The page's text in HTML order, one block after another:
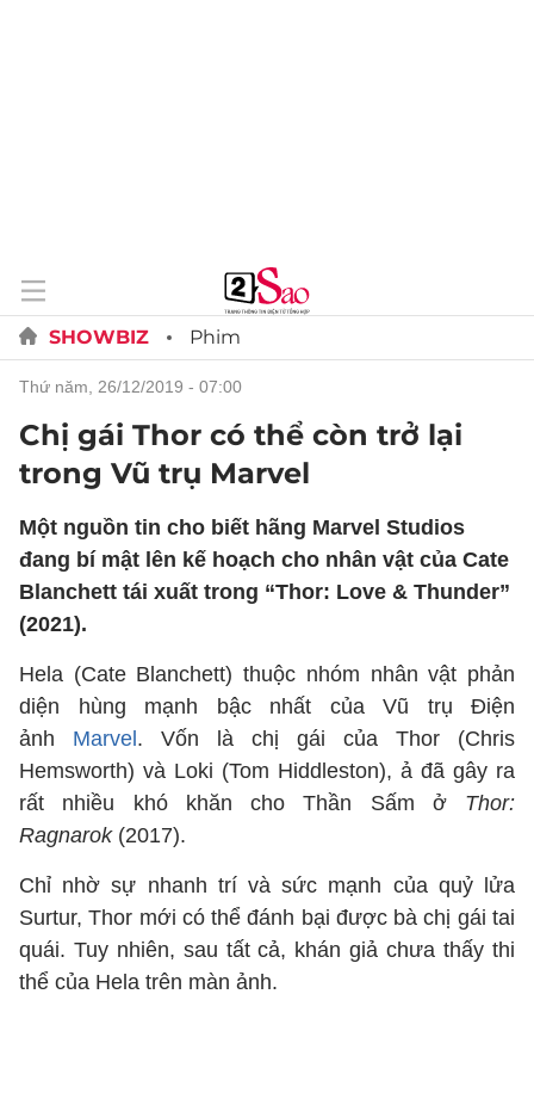
SHOWBIZ Phim
thứ năm, 26/12/2019 - 07:00
Chị gái Thor có thể còn trở lại
trong Vũ trụ Marvel
Một nguồn tin cho biết hãng Marvel Studios
đang bí mật lên kế hoạch cho nhân vật của Cate
Blanchett tái xuất trong “Thor: Love & Thunder”
(2021).
Hela (Cate Blanchett) thuộc nhóm nhân vật phản
diện hùng mạnh bậc nhất của Vũ trụ Điện
ảnh Marvel . Vốn là chị gái của Thor (Chris
Hemsworth) và Loki (Tom Hiddleston), ả đã gây ra
rất nhiều khó khăn cho Thần Sấm ở Thor:
Ragnarok (2017).
Chỉ nhờ sự nhanh trí và sức mạnh của quỷ lửa
Surtur, Thor mới có thể đánh bại được bà chị gái tai
quái. Tuy nhiên, sau tất cả, khán giả chưa thấy thi
thể của Hela trên màn ảnh.